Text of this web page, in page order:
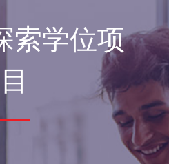
索学位项
目